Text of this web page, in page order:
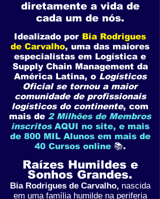
diretamente a vida de
cada um de nós.
Idealizado por Bia Rodrigues
de Carvalho, uma das maiores
especialistas em Logística e
Supply Chain Management da
América Latina, o Logísticos
Oficial se tornou a maior
comunidade de profissionais
logísticos do continente, com
mais de 2 Milhões de Membros
inscritosAQUI no site, e mais
de 800 MIL Alunos em mais de
40 Cursos online 📚.
Raízes Humildes e
Sonhos Grandes.
Bia Rodrigues de Carvalho, nascida
em uma família humilde na periferia